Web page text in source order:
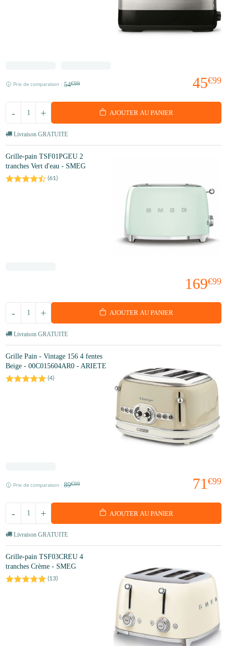
45€99
Prix de comparaison : 54€99
+
- AJOUTER AU PANIER
Livraison GRATUITE
Grille-pain TSF01PGEU 2
tranches Vert d'eau - SMEG
(61)
169€99
+
- AJOUTER AU PANIER
Livraison GRATUITE
Grille Pain - Vintage 156 4 fentes
Beige - 00C015604AR0 - ARIETE
(4)
71 €99
Prix de comparaison : 89€99
+
- AJOUTER AU PANIER
Livraison GRATUITE
Grille-pain TSF03CREU 4
tranches Crème - SMEG
(13)